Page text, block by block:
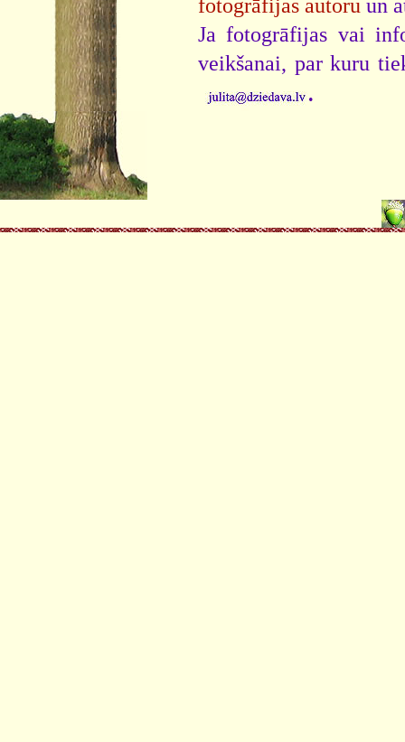
fotogrāfijas autoru un
Ja fotogrāfijas vai
veikšanai, par kuru
.